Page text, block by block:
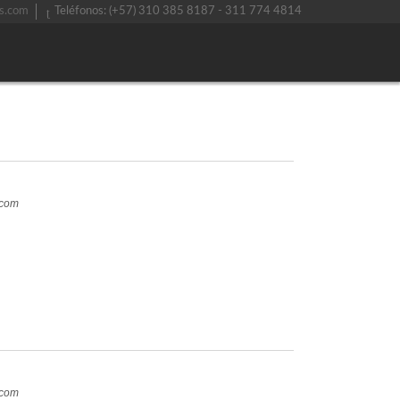
Teléfonos: (+57) 310 385 8187 - 311 774 4814